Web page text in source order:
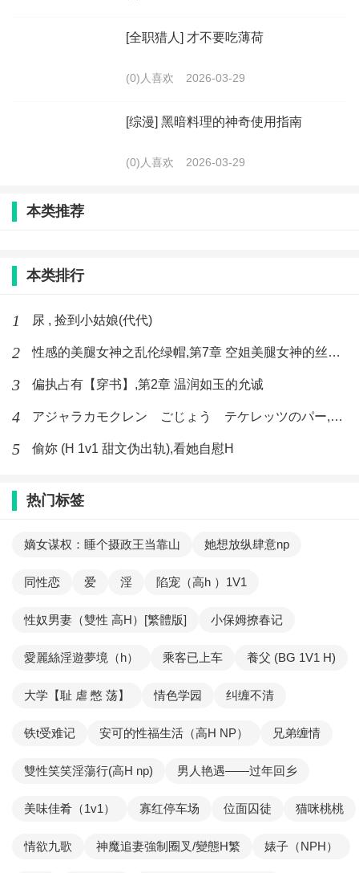
[全职猎人] 才不要吃薄荷
(0)人喜欢 2026-03-29
[综漫] 黑暗料理的神奇使用指南
(0)人喜欢 2026-03-29
本类推荐
本类排行
1 尿 , 捡到小姑娘(代代)
2 性感的美腿女神之乱伦绿帽,第7章 空姐美腿女神的丝袜足交
3 偏执占有【穿书】,第2章 温润如玉的允诚
4 アジャラカモクレン ごじょう テケレッツのパー,【No. 42 Rube Goldberg Machine】十四
5 偷妳 (H 1v1 甜文伪出轨),看她自慰H
热门标签
嫡女谋权：睡个摄政王当靠山 她想放纵肆意np
同性恋 爱 淫 陷宠（高h ）1V1
性奴男妻（雙性 高H）[繁體版] 小保姆撩春记
愛麗絲淫遊夢境（h） 乘客已上车 養父 (BG 1V1 H)
大学【耻 虐 憋 荡】 情色学园 纠缠不清
铁t受难记 安可的性福生活（高H NP） 兄弟缠情
雙性笑笑淫蕩行(高H np) 男人艳遇——过年回乡
美味佳肴（1v1） 寡红停车场 位面囚徒 猫咪桃桃
情欲九歌 神魔追妻強制圈叉/變態H繁 婊子（NPH）